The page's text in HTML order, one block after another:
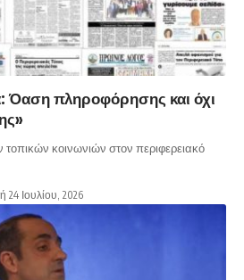
Όαση πληροφόρησης και όχι
κοινωνιών στον περιφερειακό
Ιουλίου, 2026